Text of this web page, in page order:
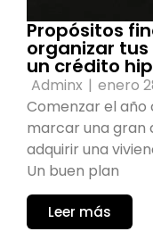
Propósitos
organizar
un crédito
Adminx | enero
Comenzar el
marcar una gran
adquirir una
Un buen plan
Leer más